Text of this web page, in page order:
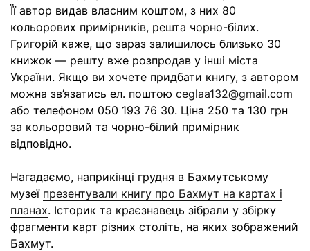
Її автор видав власним коштом, з них 80
кольорових примірників, решта чорно-білих.
Григорій каже, що зараз залишилось близько 30
книжок — решту вже розпродав у інші міста
України. Якщо ви хочете придбати книгу, з автором
можна зв’язатись ел. поштою ceglaa132@gmail.com
або телефоном 050 193 76 30. Ціна 250 та 130 грн
за кольоровий та чорно-білий примірник
відповідно.
Нагадаємо, наприкінці грудня в Бахмутському
музеї презентували книгу про Бахмут на картах і
планах. Історик та краєзнавець зібрали у збірку
фрагменти карт різних століть, на яких зображений
Бахмут.